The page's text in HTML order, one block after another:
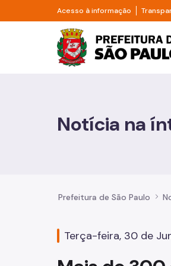
Pular para o Conteúdo principal
Acesso à informação Divisor
Prefeitura
Casa e
Educação
Notícia na
Prefeitura de São Paulo
Terça-feira, 30 de